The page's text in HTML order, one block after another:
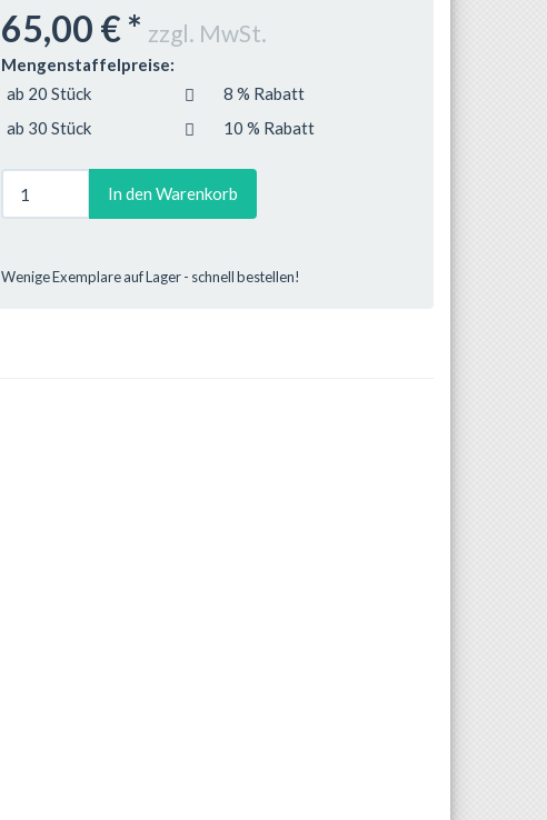
65,00 €* zzgl. MwSt.
Mengenstaffelpreise:
ab 20 Stück
8 % Rabatt
ab 30 Stück
10 % Rabatt
In den Warenkorb
Wenige Exemplare auf Lager - schnell bestellen!